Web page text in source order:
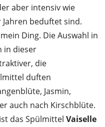
aber intensiv wie
Jahren beduftet sind.
Ding. Die Auswahl in
in dieser
die
duften
Jasmin,
auch nach Kirschblüte.
das Spülmittel Vaiselle